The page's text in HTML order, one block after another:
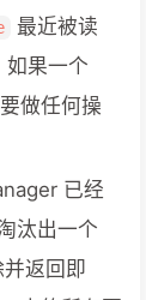
最近被读
如果一个
做任何操
已经
汰出一个
返回即